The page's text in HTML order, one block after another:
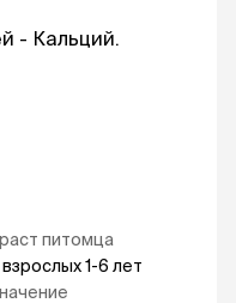
- Кальций.
для собаки
полезные
питомца
1-6 лет